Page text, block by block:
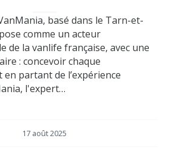
basé dans le Tarn-et-
comme un acteur
de la vanlife française, avec une
: concevoir chaque
partant de l’expérience
l'expert…
17 août 2025